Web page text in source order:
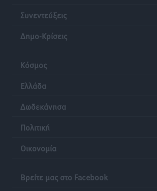
Συνεντεύξεις
Δημο-Κρίσεις
Κόσμος
Ελλάδα
Δωδεκάνησα
Πολιτική
Οικονομία
Βρείτε μας στο Facebook